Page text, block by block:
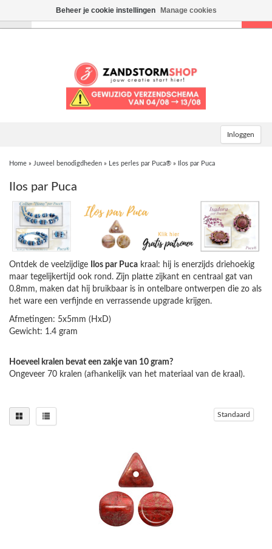
Inloggen
Home » Juweel benodigdheden » Les perles par Puca® » Ilos par Puca
Ilos par Puca
Ontdek de veelzijdige Ilos par Puca kraal: hij is enerzijds driehoekig
maar tegelijkertijd ook rond. Zijn platte zijkant en centraal gat van
0.8mm, maken dat hij bruikbaar is in ontelbare ontwerpen die zo als
het ware een verfijnde en verrassende upgrade krijgen.
Afmetingen: 5x5mm (HxD)
Gewicht: 1.4 gram
Hoeveel kralen bevat een zakje van 10 gram?
Ongeveer 70 kralen (afhankelijk van het materiaal van de kraal).
Standaard
Beheer je cookie instellingen Manage cookies